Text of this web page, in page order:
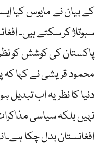
کے بیان نے مایوس کیا
سبوتاژ کر سکتے ہیں۔
پاکستان کی کوشش کو نظر
محمود قریشی نے کہا
دنیا کا نظریہ اب
نہیں بلکہ سیاسی
افغانستان بدل چکا